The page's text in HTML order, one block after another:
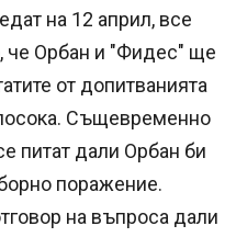
на 12 април, все
че Орбан и "Фидес" ще
от допитванията
Същевременно
питат дали Орбан би
поражение.
на въпроса дали